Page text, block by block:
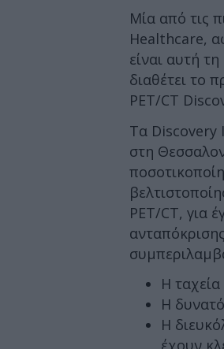
Mία από τις
Healthcare,
είναι αυτή
διαθέτει το
PET/CT
Τα Discovery
στη
PET/CT, για
Η
Η
Η
έχουν